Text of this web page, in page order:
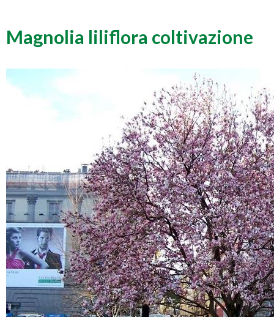
Magnolia liliflora coltivazione